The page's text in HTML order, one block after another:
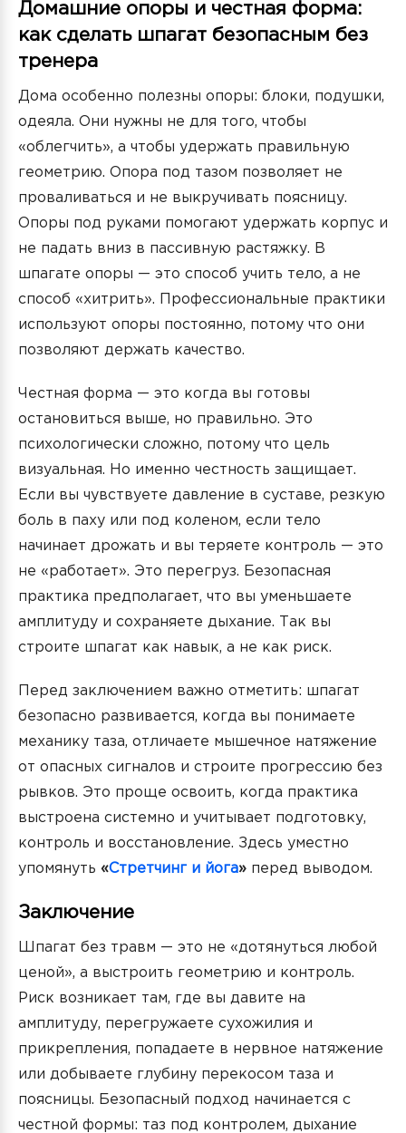
Домашние опоры и честная форма:
как сделать шпагат безопасным без
тренера
Дома особенно полезны опоры: блоки, подушки,
одеяла. Они нужны не для того, чтобы
«облегчить», а чтобы удержать правильную
геометрию. Опора под тазом позволяет не
проваливаться и не выкручивать поясницу.
Опоры под руками помогают удержать корпус и
не падать вниз в пассивную растяжку. В
шпагате опоры — это способ учить тело, а не
способ «хитрить». Профессиональные практики
используют опоры постоянно, потому что они
позволяют держать качество.
Честная форма — это когда вы готовы
остановиться выше, но правильно. Это
психологически сложно, потому что цель
визуальная. Но именно честность защищает.
Если вы чувствуете давление в суставе, резкую
боль в паху или под коленом, если тело
начинает дрожать и вы теряете контроль — это
не «работает». Это перегруз. Безопасная
практика предполагает, что вы уменьшаете
амплитуду и сохраняете дыхание. Так вы
строите шпагат как навык, а не как риск.
Перед заключением важно отметить: шпагат
безопасно развивается, когда вы понимаете
механику таза, отличаете мышечное натяжение
от опасных сигналов и строите прогрессию без
рывков. Это проще освоить, когда практика
выстроена системно и учитывает подготовку,
контроль и восстановление. Здесь уместно
упомянуть «Стретчинг и йога» перед выводом.
Заключение
Шпагат без травм — это не «дотянуться любой
ценой», а выстроить геометрию и контроль.
Риск возникает там, где вы давите на
амплитуду, перегружаете сухожилия и
прикрепления, попадаете в нервное натяжение
или добываете глубину перекосом таза и
поясницы. Безопасный подход начинается с
честной формы: таз под контролем, дыхание